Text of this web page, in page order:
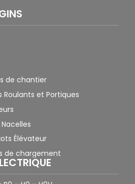
de chantier
Roulants et Portiques
Nacelles
Élévateur
de chargement